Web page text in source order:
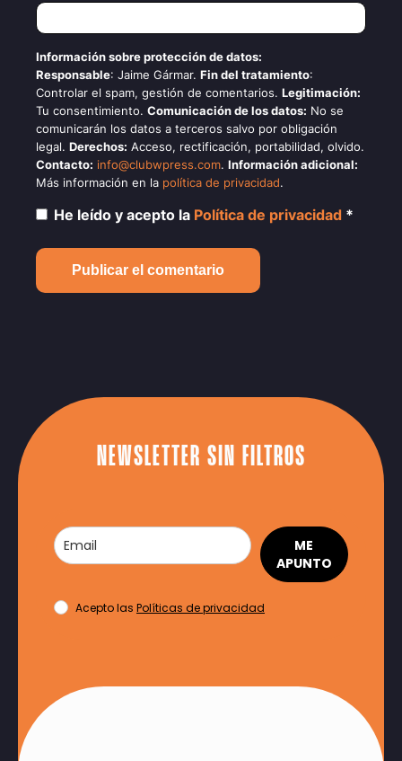
Información sobre protección de datos:
Responsable: Jaime Gármar. Fin del tratamiento:
Controlar el spam, gestión de comentarios. Legitimación:
Tu consentimiento. Comunicación de los datos: No se
comunicarán los datos a terceros salvo por obligación
legal. Derechos: Acceso, rectificación, portabilidad, olvido.
Contacto: info@clubwpress.com. Información adicional:
Más información en la política de privacidad.
He leído y acepto la Política de privacidad *
NEWSLETTER SIN FILTROS
ME
APUNTO
Acepto las Políticas de privacidad